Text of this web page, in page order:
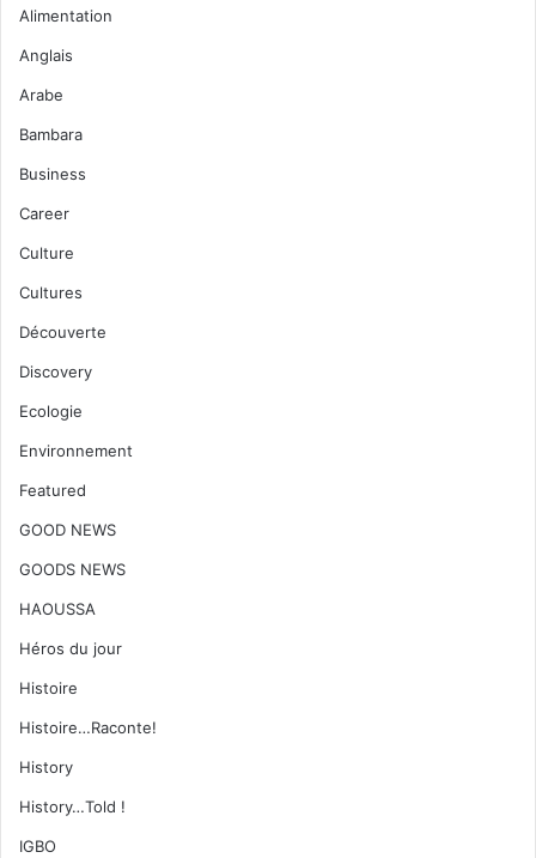
Alimentation
Anglais
Arabe
Bambara
Business
Career
Culture
Cultures
Découverte
Discovery
Ecologie
Environnement
Featured
GOOD NEWS
GOODS NEWS
HAOUSSA
Héros du jour
Histoire
Histoire…Raconte!
History
History…Told !
IGBO